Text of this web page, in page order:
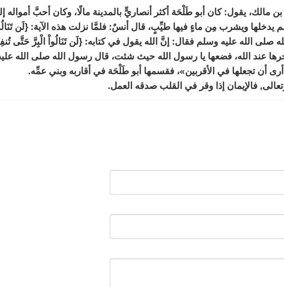
يقول: كان أبو طَلْحَة أكثر أنصاريٍّ بالمدينة مالًا، وكان أحبَّ أمواله
ويشرب مِن ماءٍ فيها طيِّبٍ، قال أنسٌ: فلمَّا نزلت هذه الآية: {لَن
إلى رسول الله صلى الله عليه وسلم فقال: إنَّ الله يقول في كتابه: {لَن تَنَالُواْ الْبِرَّ
عند الله، فضعها يا رسول الله حيث شئت، قال رسول الله صلى الله
أن تجعلها في الأقربين»، فقسمها أبو طَلْحَة في أقاربه وبني عمِّه.
فالإيمان إذا وقر في القلب صدقه العمل.